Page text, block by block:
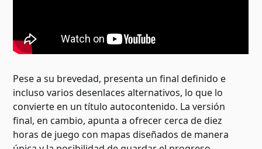
Pese a su brevedad, presenta un final definido e
incluso varios desenlaces alternativos, lo que lo
convierte en un título autocontenido. La versión
final, en cambio, apunta a ofrecer cerca de diez
horas de juego con mapas diseñados de manera